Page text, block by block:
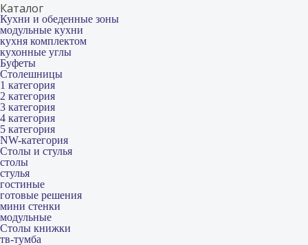
Каталог
Кухни и обеденные зоны
модульные кухни
кухня комплектом
кухонные углы
Буфеты
Столешницы
1 категория
2 категория
3 категория
4 категория
5 категория
NW-категория
Столы и стулья
столы
стулья
гостиные
готовые решения
мини стенки
модульные
Столы книжки
тв-тумба